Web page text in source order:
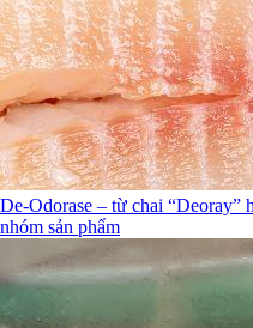
De-Odorase – từ chai “Deoray”
nhóm sản phẩm